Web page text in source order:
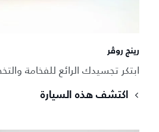
رينج روڤر
ابتكر تجسيدك الرائع للفخامة
اكتشف هذه السيارة